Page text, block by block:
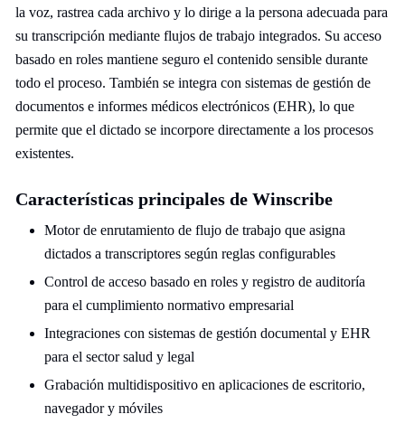
la voz, rastrea cada archivo y lo dirige a la persona adecuada para
su transcripción mediante flujos de trabajo integrados. Su acceso
basado en roles mantiene seguro el contenido sensible durante
todo el proceso. También se integra con sistemas de gestión de
documentos e informes médicos electrónicos (EHR), lo que
permite que el dictado se incorpore directamente a los procesos
existentes.
Características principales de Winscribe
Motor de enrutamiento de flujo de trabajo que asigna
dictados a transcriptores según reglas configurables
Control de acceso basado en roles y registro de auditoría
para el cumplimiento normativo empresarial
Integraciones con sistemas de gestión documental y EHR
para el sector salud y legal
Grabación multidispositivo en aplicaciones de escritorio,
navegador y móviles